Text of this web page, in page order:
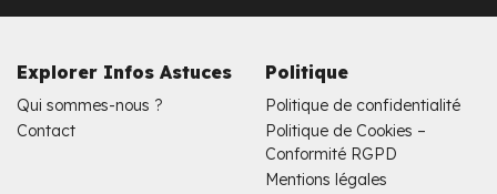
Explorer Infos Astuces
Qui sommes-nous ?
Contact
Politique
Politique de confidentialité
Politique de Cookies –
Conformité RGPD
Mentions légales